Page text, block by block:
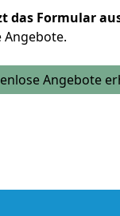
das Formular
Angebote.
Angebote